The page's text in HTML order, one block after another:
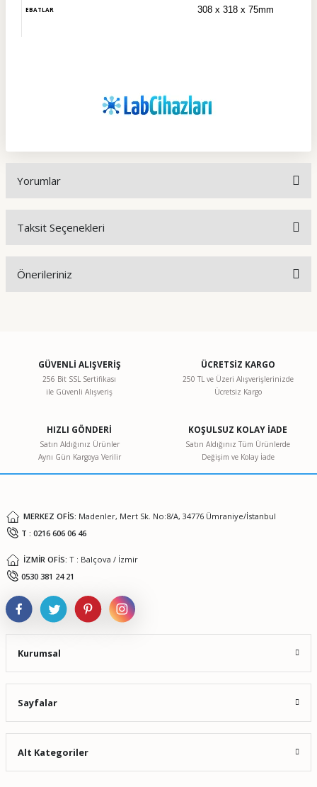
EBATLAR 308 x 318 x 75mm
Yorumlar
Taksit Seçenekleri
Önerileriniz
Görüş ve önerileriniz için teşekkür ederiz.
Ürün resmi kalitesiz, bozuk veya görüntülenemiyor.
Ürün bilgilerinde hatalar bulunuyor.
Ürün fiyatı diğer sitelerden daha pahalı.
GÜVENLİ ALIŞVERİŞ
256 Bit SSL Sertifikası
ile Güvenli Alışveriş
ÜCRETSİZ KARGO
250 TL ve Üzeri Alışverişlerinizde
Ücretsiz Kargo
HIZLI GÖNDERİ
Satın Aldığınız Ürünler
Aynı Gün Kargoya Verilir
KOŞULSUZ KOLAY İADE
Satın Aldığınız Tüm Ürünlerde
Değişim ve Kolay İade
MERKEZ OFİS: Madenler, Mert Sk. No:8/A, 34776 Ümraniye/İstanbul
T : 0216 606 06 46
İZMİR OFİS: T : Balçova / İzmir
0530 381 24 21
Kurumsal
Sayfalar
Alt Kategoriler